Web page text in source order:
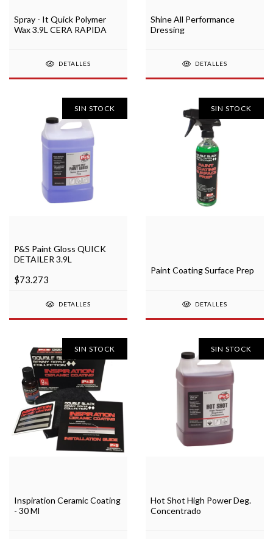
Spray - It Quick Polymer
Wax 3.9L CERA RAPIDA
DETALLES
Shine All Performance
Dressing
DETALLES
SIN STOCK
P&S Paint Gloss QUICK
DETAILER 3.9L
$73.273
DETALLES
SIN STOCK
Paint Coating Surface Prep
DETALLES
SIN STOCK
Inspiration Ceramic Coating
- 30 Ml
SIN STOCK
Hot Shot High Power Deg.
Concentrado